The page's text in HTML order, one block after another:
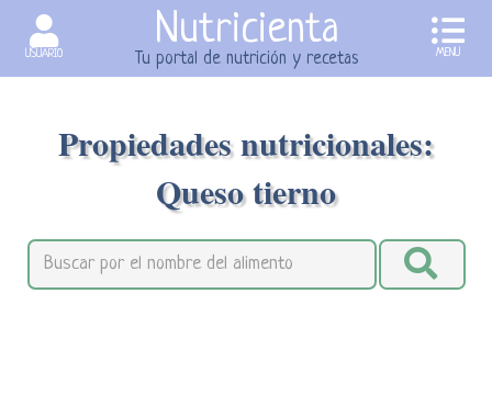
USUARIO
Nutricienta
Tu portal de nutrición y recetas MENU
Propiedades nutricionales:
Queso tierno